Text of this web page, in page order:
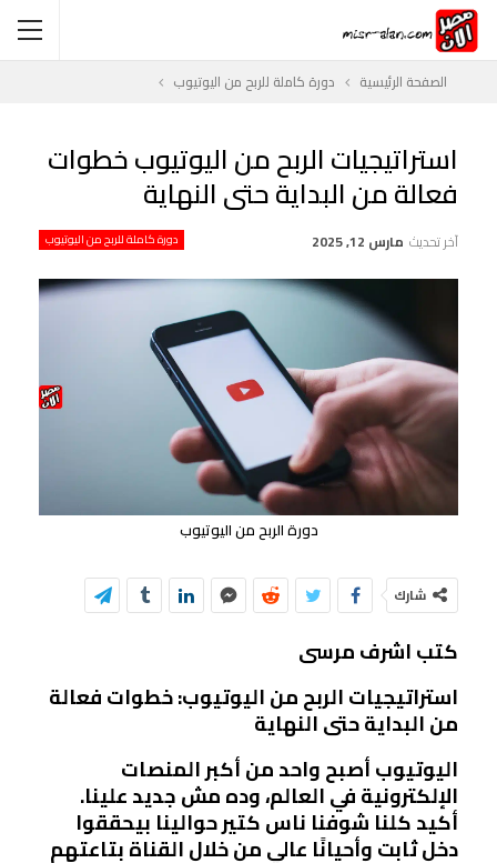
الصفحة الرئيسية دورة كاملة للربح من اليوتيوب
استراتيجيات الربح من اليوتيوب خطوات
فعالة من البداية حتى النهاية
دورة كاملة للربح من اليوتيوب آخر تحديث مارس 12, 2025
دورة الربح من اليوتيوب
شارك
كتب اشرف مرسى
استراتيجيات الربح من اليوتيوب: خطوات فعالة
من البداية حتى النهاية
اليوتيوب أصبح واحد من أكبر المنصات
الإلكترونية في العالم، وده مش جديد علينا.
أكيد كلنا شوفنا ناس كتير حوالينا بيحققوا
دخل ثابت وأحيانًا عالي من خلال القناة بتاعتهم